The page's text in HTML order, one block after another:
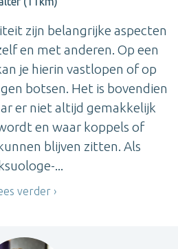
zijn belangrijke aspecten
en met anderen. Op een
je hierin vastlopen of op
botsen. Het is bovendien
er niet altijd gemakkelijk
en waar koppels of
blijven zitten. Als
...
verder